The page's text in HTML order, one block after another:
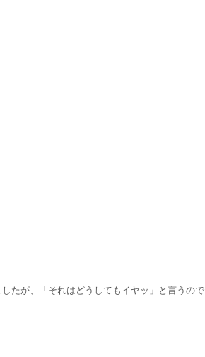
たが、「それはどうしてもイヤッ」と言うので